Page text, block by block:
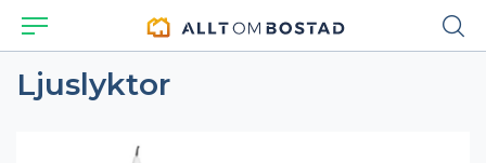
Ljuslyktor